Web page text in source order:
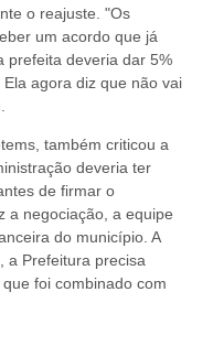
o reajuste. "Os
um acordo que já
prefeita deveria dar 5%
agora diz que não vai
também criticou a
deveria ter
de firmar o
a negociação, a equipe
do município. A
a Prefeitura precisa
foi combinado com